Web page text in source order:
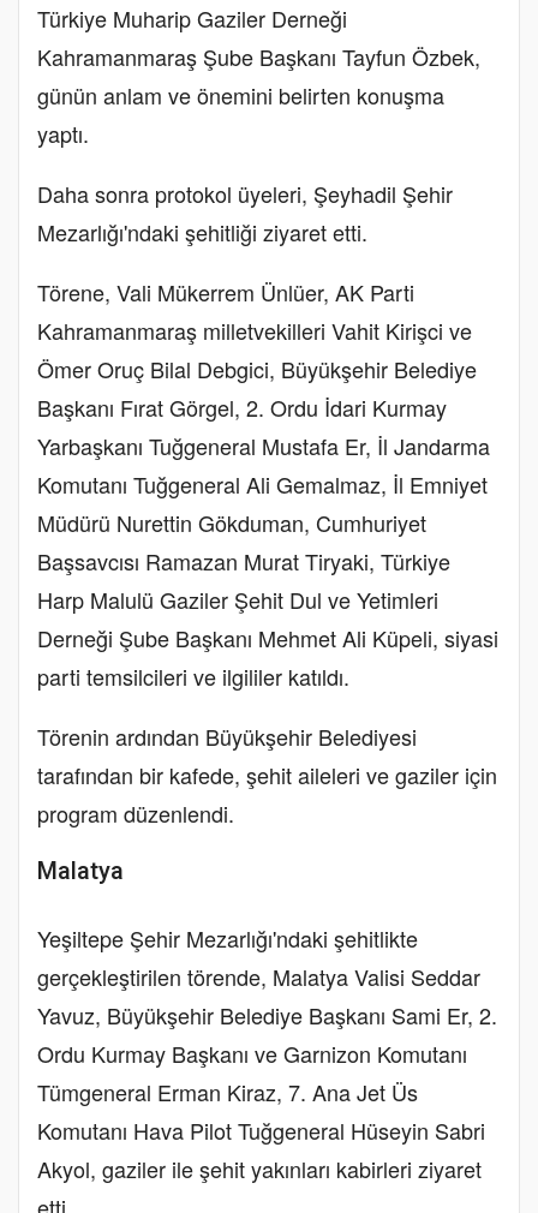
Türkiye Muharip Gaziler Derneği
Kahramanmaraş Şube Başkanı Tayfun Özbek,
günün anlam ve önemini belirten konuşma
yaptı.
Daha sonra protokol üyeleri, Şeyhadil Şehir
Mezarlığı'ndaki şehitliği ziyaret etti.
Törene, Vali Mükerrem Ünlüer, AK Parti
Kahramanmaraş milletvekilleri Vahit Kirişci ve
Ömer Oruç Bilal Debgici, Büyükşehir Belediye
Başkanı Fırat Görgel, 2. Ordu İdari Kurmay
Yarbaşkanı Tuğgeneral Mustafa Er, İl Jandarma
Komutanı Tuğgeneral Ali Gemalmaz, İl Emniyet
Müdürü Nurettin Gökduman, Cumhuriyet
Başsavcısı Ramazan Murat Tiryaki, Türkiye
Harp Malulü Gaziler Şehit Dul ve Yetimleri
Derneği Şube Başkanı Mehmet Ali Küpeli, siyasi
parti temsilcileri ve ilgililer katıldı.
Törenin ardından Büyükşehir Belediyesi
tarafından bir kafede, şehit aileleri ve gaziler için
program düzenlendi.
Malatya
Yeşiltepe Şehir Mezarlığı'ndaki şehitlikte
gerçekleştirilen törende, Malatya Valisi Seddar
Yavuz, Büyükşehir Belediye Başkanı Sami Er, 2.
Ordu Kurmay Başkanı ve Garnizon Komutanı
Tümgeneral Erman Kiraz, 7. Ana Jet Üs
Komutanı Hava Pilot Tuğgeneral Hüseyin Sabri
Akyol, gaziler ile şehit yakınları kabirleri ziyaret